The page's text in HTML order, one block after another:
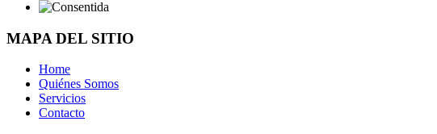
MAPA DEL SITIO
Home
Quiénes Somos
Servicios
Contacto